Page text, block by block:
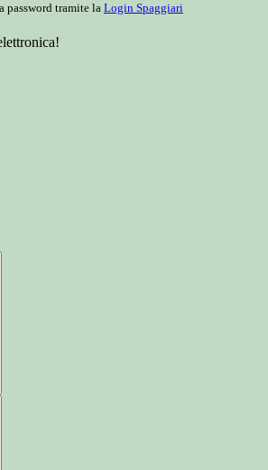
password tramite la Login Spaggiari